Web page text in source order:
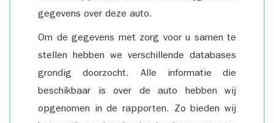
gegevens over deze auto.
Om de gegevens met zorg voor u samen te
stellen hebben we verschillende databases
grondig doorzocht. Alle informatie die
beschikbaar is over de auto hebben wij
opgenomen in de rapporten. Zo bieden wij